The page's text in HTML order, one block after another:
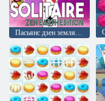
Пасьянс дзен земля издание